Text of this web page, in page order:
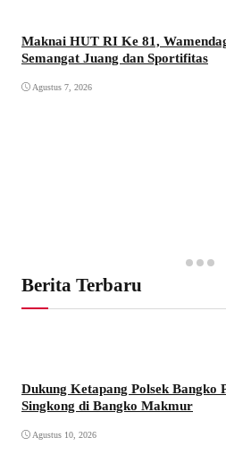
Maknai HUT RI Ke 81,
Semangat Juang dan Sportifitas
Agustus 7, 2026
Berita Terbaru
Dukung Ketapang Polsek Bangko
Singkong di Bangko Makmur
Agustus 10, 2026